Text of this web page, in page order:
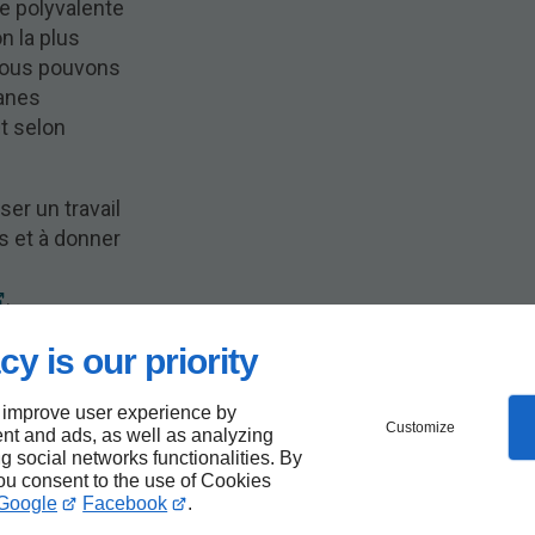
is our priority
user experience by
and ads, as well as analyzing
social networks functionalities. By
consent to the use of Cookies
Facebook .
Customize
polyvalente
la plus
pouvons
selon
un travail
et à donner
.
à